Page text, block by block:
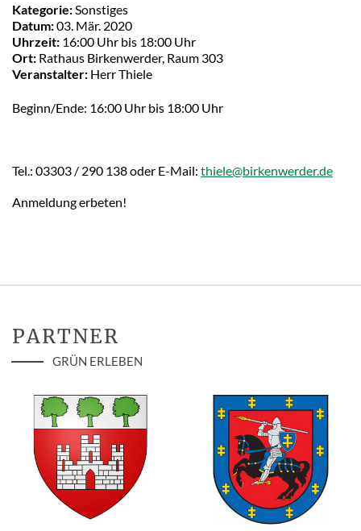
Kategorie: Sonstiges
Datum:03. Mär. 2020
Uhrzeit: 16:00 Uhr bis 18:00 Uhr
Ort: Rathaus Birkenwerder, Raum 303
Veranstalter: Herr Thiele
Beginn/Ende: 16:00 Uhr bis 18:00 Uhr
Tel.: 03303 / 290 138 oder E-Mail: thiele@birkenwerder.de
Anmeldung erbeten!
PARTNER
GRÜN ERLEBEN